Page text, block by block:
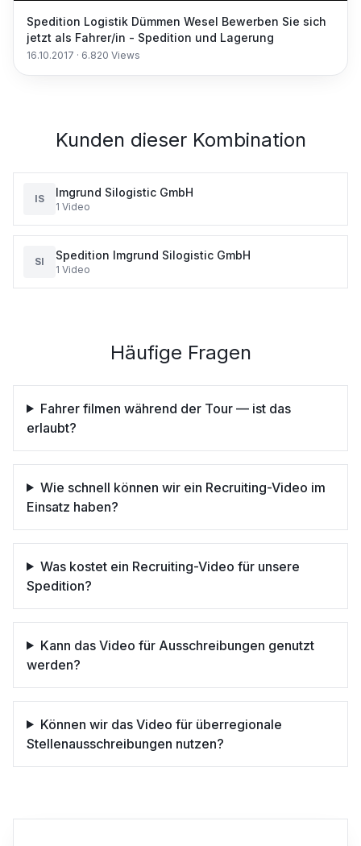
Spedition Logistik Dümmen Wesel Bewerben Sie sich
jetzt als Fahrer/in - Spedition und Lagerung
16.10.2017 · 6.820 Views
Kunden dieser Kombination
IS Imgrund Silogistic GmbH
1 Video
SI Spedition Imgrund Silogistic GmbH
1 Video
Häufige Fragen
Fahrer filmen während der Tour — ist das
erlaubt?
Wie schnell können wir ein Recruiting-Video im
Einsatz haben?
Was kostet ein Recruiting-Video für unsere
Spedition?
Kann das Video für Ausschreibungen genutzt
werden?
Können wir das Video für überregionale
Stellenausschreibungen nutzen?